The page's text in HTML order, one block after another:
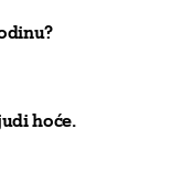
hoće.